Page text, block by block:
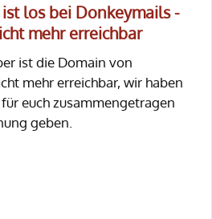
ist los bei Donkeymails -
mehr erreichbar
ist die Domain von
mehr erreichbar, wir haben
euch zusammengetragen
geben.